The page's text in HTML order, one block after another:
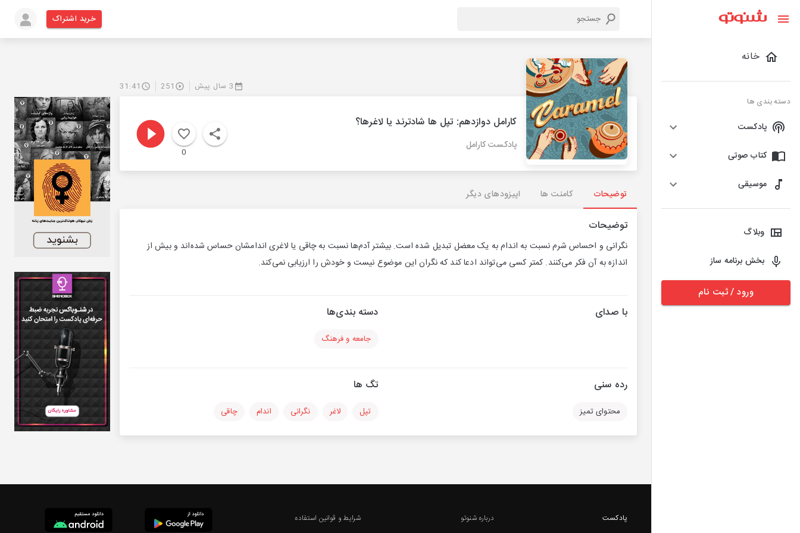
خانه
دسته بندی ها
پادکست
کتاب صوتی
موسیقی
وبلاگ
بخش برنامه ساز
ورود / ثبت نام
خرید اشتراک
3 سال پیش 251
31:41
کارامل دوازدهم: تپل ها شادترند یا لاغرها؟
پادکست کارامل
0
توضیحات کامنت ها اپیزودهای دیگر
توضیحات
نگرانی و احساس شرم نسبت به اندام به یک معضل تبدیل شده است. بیشتر آدم‌ها نسبت به چاقی یا لاغری اندامشان حساس شده‌اند و بیش از
اندازه به آن فکر می‌کنند. کمتر کسی می‌تواند ادعا کند که نگران این موضوع نیست و خودش را ارزیابی نمی‌کند.
با صدای دسته بندی‌ها
جامعه و فرهنگ
رده سنی
محتوای تمیز
تگ ها
تپل لاغر نگرانی اندام چاقی
پادکست
درباره شنوتو
شرایط و قوانین استفاده